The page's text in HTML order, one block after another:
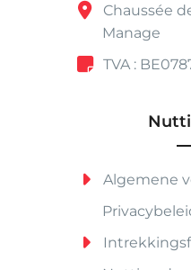
Chaussée
Manage
TVA :
Algemene